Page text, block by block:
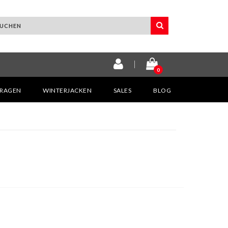
0
WINTERJACKEN SALES BLOG